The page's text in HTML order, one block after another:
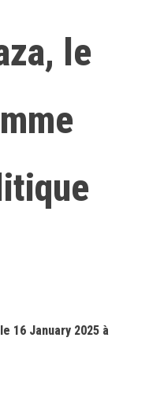
le
16 January 2025 à